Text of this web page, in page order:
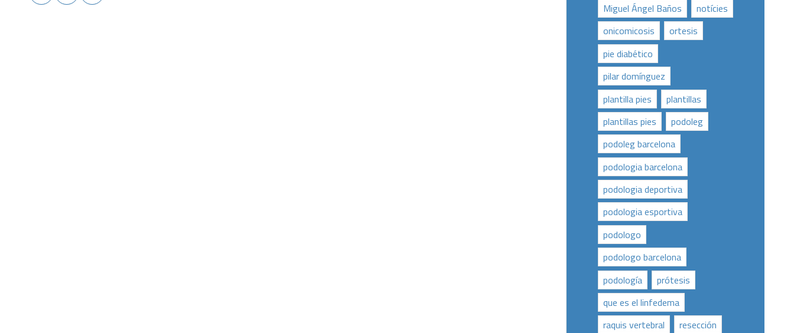
Miguel Ángel Baños
notícies
onicomicosis
ortesis
pie diabético
pilar domínguez
plantilla pies
plantillas
plantillas pies
podoleg
podoleg barcelona
podologia barcelona
podologia deportiva
podologia esportiva
podologo
podologo barcelona
podología
prótesis
que es el linfedema
raquis vertebral
resección